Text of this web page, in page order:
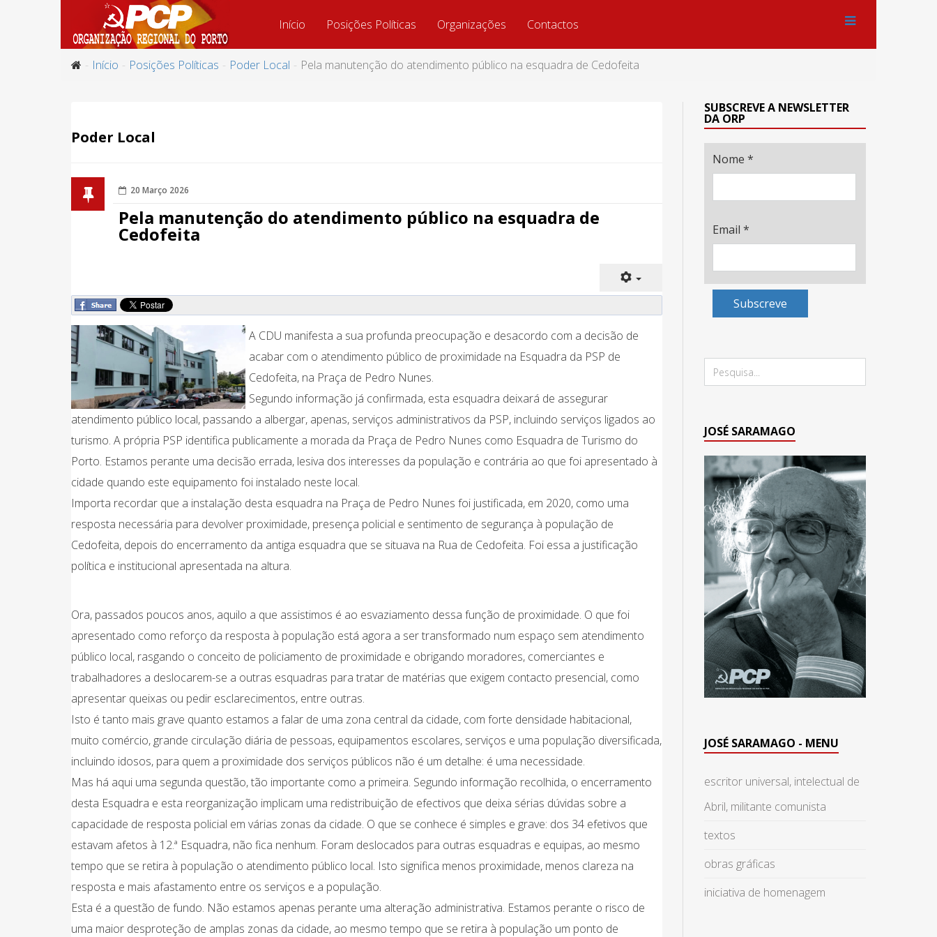
Início Posições Políticas Organizações Contactos
Início Posições Políticas Poder Local Pela manutenção do atendimento público na esquadra de Cedofeita
Poder Local
20 Março 2026
Pela manutenção do atendimento público na esquadra de
Cedofeita
A CDU manifesta a sua profunda preocupação e desacordo com a decisão de
acabar com o atendimento público de proximidade na Esquadra da PSP de
Cedofeita, na Praça de Pedro Nunes.
Segundo informação já confirmada, esta esquadra deixará de assegurar
atendimento público local, passando a albergar, apenas, serviços administrativos da PSP, incluindo serviços ligados ao
turismo. A própria PSP identifica publicamente a morada da Praça de Pedro Nunes como Esquadra de Turismo do
Porto. Estamos perante uma decisão errada, lesiva dos interesses da população e contrária ao que foi apresentado à
cidade quando este equipamento foi instalado neste local.
Importa recordar que a instalação desta esquadra na Praça de Pedro Nunes foi justificada, em 2020, como uma
resposta necessária para devolver proximidade, presença policial e sentimento de segurança à população de
Cedofeita, depois do encerramento da antiga esquadra que se situava na Rua de Cedofeita. Foi essa a justificação
política e institucional apresentada na altura.
Ora, passados poucos anos, aquilo a que assistimos é ao esvaziamento dessa função de proximidade. O que foi
apresentado como reforço da resposta à população está agora a ser transformado num espaço sem atendimento
público local, rasgando o conceito de policiamento de proximidade e obrigando moradores, comerciantes e
trabalhadores a deslocarem-se a outras esquadras para tratar de matérias que exigem contacto presencial, como
apresentar queixas ou pedir esclarecimentos, entre outras.
Isto é tanto mais grave quanto estamos a falar de uma zona central da cidade, com forte densidade habitacional,
muito comércio, grande circulação diária de pessoas, equipamentos escolares, serviços e uma população diversificada,
incluindo idosos, para quem a proximidade dos serviços públicos não é um detalhe: é uma necessidade.
Mas há aqui uma segunda questão, tão importante como a primeira. Segundo informação recolhida, o encerramento
desta Esquadra e esta reorganização implicam uma redistribuição de efectivos que deixa sérias dúvidas sobre a
capacidade de resposta policial em várias zonas da cidade. O que se conhece é simples e grave: dos 34 efetivos que
estavam afetos à 12.ª Esquadra, não fica nenhum. Foram deslocados para outras esquadras e equipas, ao mesmo
tempo que se retira à população o atendimento público local. Isto significa menos proximidade, menos clareza na
resposta e mais afastamento entre os serviços e a população.
Esta é a questão de fundo. Não estamos apenas perante uma alteração administrativa. Estamos perante o risco de
uma maior desproteção de amplas zonas da cidade, ao mesmo tempo que se retira à população um ponto de
SUBSCREVE A NEWSLETTER
DA ORP
Nome *
Email *
Subscreve
JOSÉ SARAMAGO
JOSÉ SARAMAGO - MENU
escritor universal, intelectual de
Abril, militante comunista
textos
obras gráficas
iniciativa de homenagem